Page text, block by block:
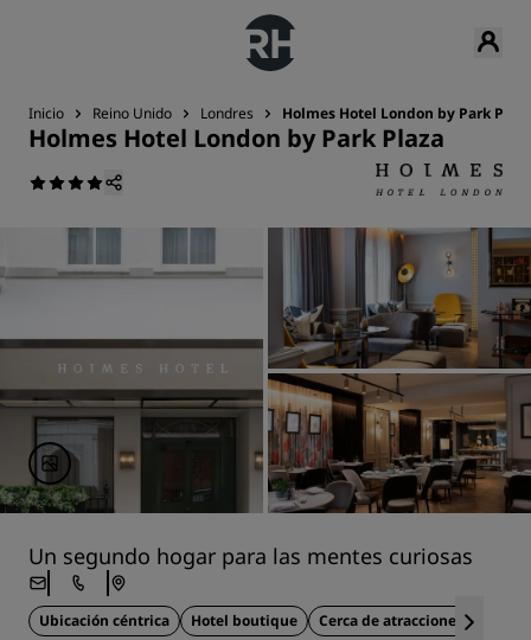
Inicio Reino Unido Londres Holmes Hotel London by Park Plaza
Holmes Hotel London by Park Plaza
Un segundo hogar para las mentes curiosas
Ubicación céntrica Hotel boutique Cerca de atracciones